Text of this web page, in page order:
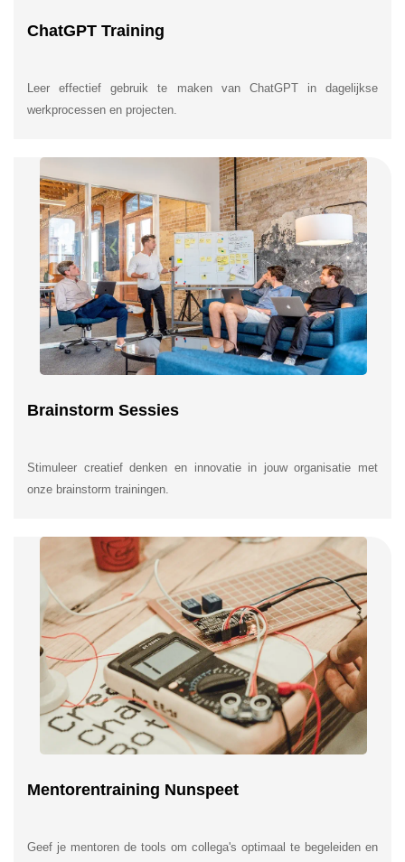
ChatGPT Training
Leer effectief gebruik te maken van ChatGPT in dagelijkse
werkprocessen en projecten.
Brainstorm Sessies
Stimuleer creatief denken en innovatie in jouw organisatie met
onze brainstorm trainingen.
Mentorentraining Nunspeet
Geef je mentoren de tools om collega's optimaal te begeleiden en